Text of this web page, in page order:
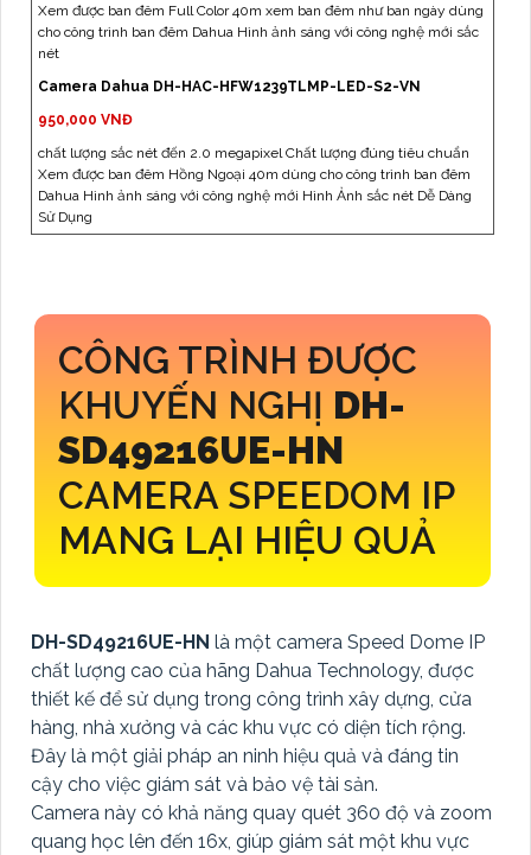
Xem được ban đêm Full Color 40m xem ban đêm như ban ngày dùng
cho công trình ban đêm Dahua Hình ảnh sáng với công nghệ mới sắc
nét
Camera Dahua DH-HAC-HFW1239TLMP-LED-S2-VN
950,000 VNĐ
chất lượng sắc nét đến 2.0 megapixel Chất lượng đúng tiêu chuẩn
Xem được ban đêm Hồng Ngoại 40m dùng cho công trình ban đêm
Dahua Hình ảnh sáng với công nghệ mới Hình Ảnh sắc nét Dễ Dàng
Sử Dụng
CÔNG TRÌNH ĐƯỢC
KHUYẾN NGHỊ DH-
SD49216UE-HN
CAMERA SPEEDOM IP
MANG LẠI HIỆU QUẢ
DH-SD49216UE-HN là một camera Speed Dome IP
chất lượng cao của hãng Dahua Technology, được
thiết kế để sử dụng trong công trình xây dựng, cửa
hàng, nhà xưởng và các khu vực có diện tích rộng.
Đây là một giải pháp an ninh hiệu quả và đáng tin
cậy cho việc giám sát và bảo vệ tài sản.
Camera này có khả năng quay quét 360 độ và zoom
quang học lên đến 16x, giúp giám sát một khu vực